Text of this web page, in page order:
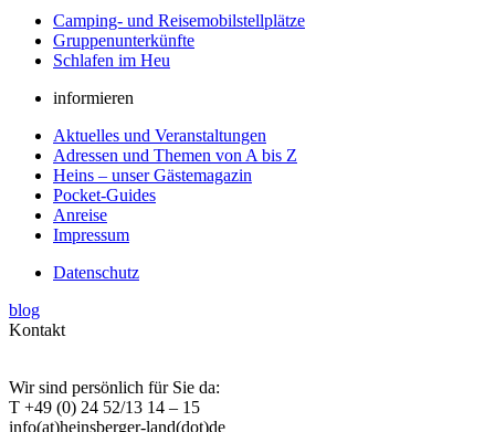
Camping- und Reisemobilstellplätze
Gruppenunterkünfte
Schlafen im Heu
informieren
Aktuelles und Veranstaltungen
Adressen und Themen von A bis Z
Heins – unser Gästemagazin
Pocket-Guides
Anreise
Impressum
Datenschutz
blog
Kontakt
Wir sind persönlich für Sie da:
T +49 (0) 24 52/13 14 – 15
info(at)heinsberger-land(dot)de